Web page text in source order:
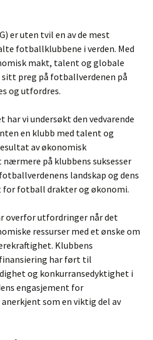
er uten tvil en av de mest
fotballklubbene i verden. Med
makt, talent og globale
sitt preg på fotballverdenen på
og utfordres.
vi undersøkt den vedvarende
en klubb med talent og
av økonomisk
på klubbens suksesser
landskap og dens
for fotball drakter og økonomi.
overfor utfordringer når det
ressurser med et ønske om
Klubbens
har ført til
og konkurransedyktighet i
engasjement for
som en viktig del av